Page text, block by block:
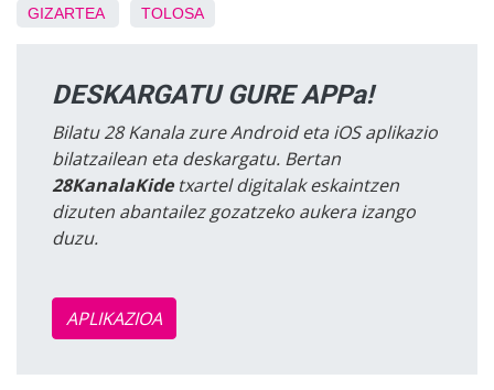
GIZARTEA TOLOSA
DESKARGATU GURE APPa!
Bilatu 28 Kanala zure Android eta iOS aplikazio
bilatzailean eta deskargatu. Bertan
28KanalaKidetxartel digitalak eskaintzen
dizuten abantailez gozatzeko aukera izango
duzu.
APLIKAZIOA